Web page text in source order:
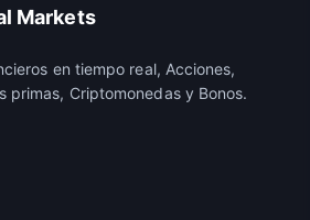
Markets
en tiempo real, Acciones,
primas, Criptomonedas y Bonos.